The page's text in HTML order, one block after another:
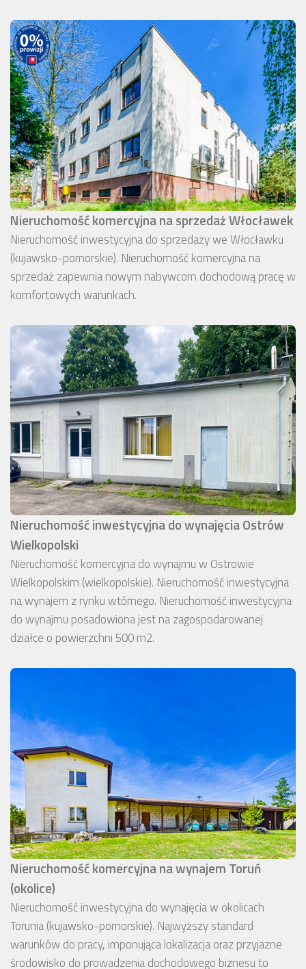
Nieruchomość komercyjna na sprzedaż Włocławek
Nieruchomość inwestycyjna do sprzedaży we Włocławku
(kujawsko-pomorskie). Nieruchomość komercyjna na
sprzedaż zapewnia nowym nabywcom dochodową pracę w
komfortowych warunkach.
Nieruchomość inwestycyjna do wynajęcia Ostrów
Wielkopolski
Nieruchomość komercyjna do wynajmu w Ostrowie
Wielkopolskim (wielkopolskie). Nieruchomość inwestycyjna
na wynajem z rynku wtórnego. Nieruchomość inwestycyjna
do wynajmu posadowiona jest na zagospodarowanej
działce o powierzchni 500 m2.
Nieruchomość komercyjna na wynajem Toruń
(okolice)
Nieruchomość inwestycyjna do wynajęcia w okolicach
Torunia (kujawsko-pomorskie). Najwyższy standard
warunków do pracy, imponująca lokalizacja oraz przyjazne
środowisko do prowadzenia dochodowego biznesu to